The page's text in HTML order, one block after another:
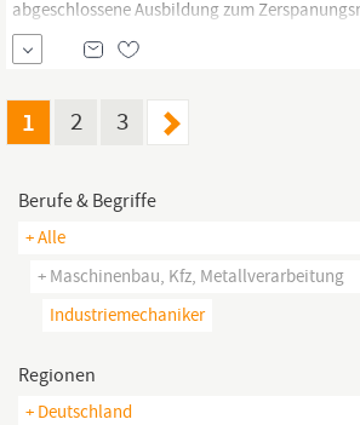
abgeschlossene Ausbildung zum
Industriemechaniker (m/w/d) oder einer
✓ Teamfähigkeit, Einsatzfreude und
und 20:30 Uhr) ✓ Flexible Arbeitszeiten,...
1 2 3
Berufe & Begriffe
+ Alle
+ Maschinenbau, Kfz, Metallverarbeitung
Industriemechaniker
Regionen
+ Deutschland